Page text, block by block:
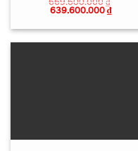
639.600.000₫